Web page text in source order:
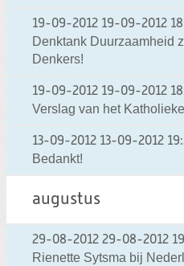
19-09-2012 19-09-2012
Denktank Duurzaamheid
Denkers!
19-09-2012 19-09-2012
Verslag van het
13-09-2012 13-09-2012
Bedankt!
augustus
29-08-2012 29-08-2012
Rienette Sytsma bij